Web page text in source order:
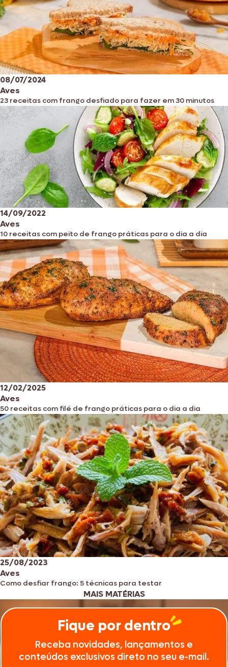
08/07/2024
Aves
23 receitas com frango desfiado para fazer em 30 minutos
14/09/2022
Aves
10 receitas com peito de frango práticas para o dia a dia
12/02/2025
Aves
50 receitas com filé de frango práticas para o dia a dia
25/08/2023
Aves
Como desfiar frango: 5 técnicas para testar
MAIS MATÉRIAS
Fique por dentro
Receba novidades, lançamentos e
conteúdos exclusivos direto no seu e-mail.